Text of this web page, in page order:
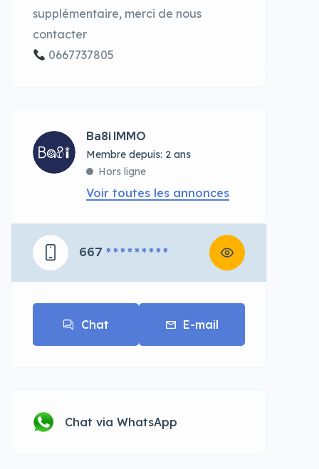
supplémentaire, merci de nous
contacter
0667737805
Ba8i IMMO
Membre depuis: 2 ans
Hors ligne
Voir toutes les annonces
667 * * * * * * * * *
Chat E-mail
Chat via WhatsApp